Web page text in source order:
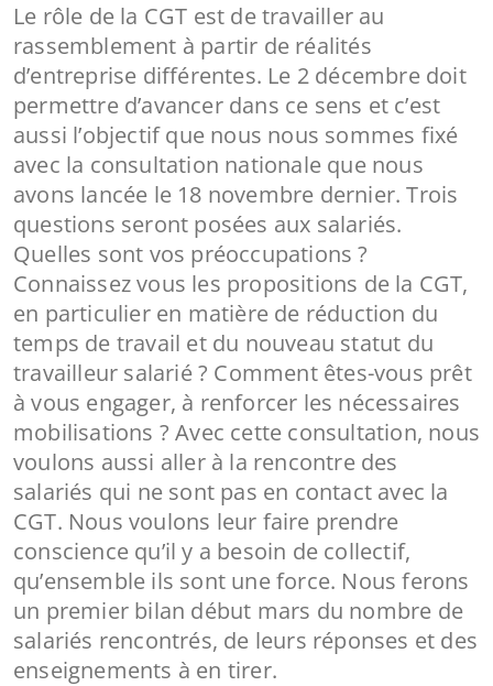
Le rôle de la CGT est de travailler au
rassemblement à partir de réalités
d’entreprise différentes. Le 2 décembre doit
permettre d’avancer dans ce sens et c’est
aussi l’objectif que nous nous sommes fixé
avec la consultation nationale que nous
avons lancée le 18 novembre dernier. Trois
questions seront posées aux salariés.
Quelles sont vos préoccupations ?
Connaissez vous les propositions de la CGT,
en particulier en matière de réduction du
temps de travail et du nouveau statut du
travailleur salarié ? Comment êtes-vous prêt
à vous engager, à renforcer les nécessaires
mobilisations ? Avec cette consultation, nous
voulons aussi aller à la rencontre des
salariés qui ne sont pas en contact avec la
CGT. Nous voulons leur faire prendre
conscience qu’il y a besoin de collectif,
qu’ensemble ils sont une force. Nous ferons
un premier bilan début mars du nombre de
salariés rencontrés, de leurs réponses et des
enseignements à en tirer.